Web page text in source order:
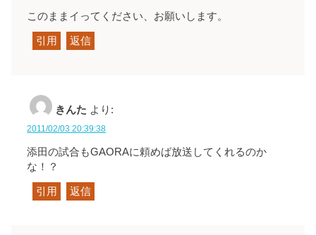
このままイってください、お願いします。
引用 返信
きんた より:
2011/02/03 20:39:38
添田の試合もGAORAに頼めば放送してくれるのか
な！？
引用 返信